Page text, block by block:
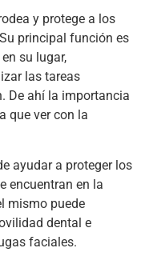
y protege a los
principal función es
su lugar,
las tareas
De ahí la importancia
que ver con la
ayudar a proteger los
encuentran en la
mismo puede
dental e
faciales.